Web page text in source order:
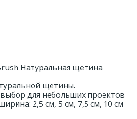
Натуральная щетина
щетины.
для небольших проектов
2,5 см, 5 см, 7,5 см, 10 см